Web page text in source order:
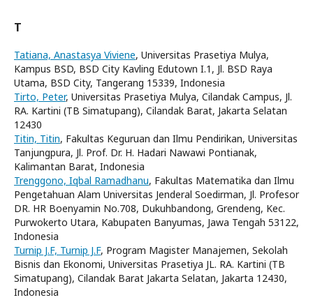
T
Tatiana, Anastasya Viviene, Universitas Prasetiya Mulya,
Kampus BSD, BSD City Kavling Edutown I.1, Jl. BSD Raya
Utama, BSD City, Tangerang 15339, Indonesia
Tirto, Peter, Universitas Prasetiya Mulya, Cilandak Campus, Jl.
RA. Kartini (TB Simatupang), Cilandak Barat, Jakarta Selatan
12430
Titin, Titin, Fakultas Keguruan dan Ilmu Pendirikan, Universitas
Tanjungpura, Jl. Prof. Dr. H. Hadari Nawawi Pontianak,
Kalimantan Barat, Indonesia
Trenggono, Iqbal Ramadhanu, Fakultas Matematika dan Ilmu
Pengetahuan Alam Universitas Jenderal Soedirman, Jl. Profesor
DR. HR Boenyamin No.708, Dukuhbandong, Grendeng, Kec.
Purwokerto Utara, Kabupaten Banyumas, Jawa Tengah 53122,
Indonesia
Turnip J.F, Turnip J.F, Program Magister Manajemen, Sekolah
Bisnis dan Ekonomi, Universitas Prasetiya JL. RA. Kartini (TB
Simatupang), Cilandak Barat Jakarta Selatan, Jakarta 12430,
Indonesia